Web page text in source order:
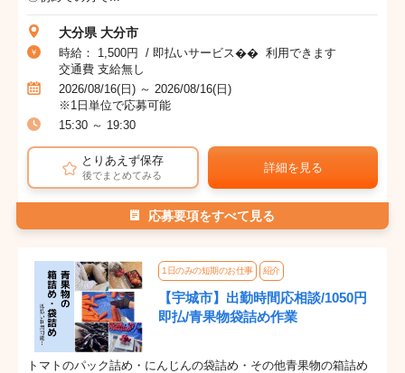
大分県 大分市
時給： 1,500円 / 即払いサービス�� 利用できます
交通費 支給無し
2026/08/16(日) ～ 2026/08/16(日)
※1日単位で応募可能
15:30 ～ 19:30
とりあえず保存
後でまとめてみる
詳細を見る
応募要項をすべて見る
1日のみの短期のお仕事 紹介
【宇城市】出勤時間応相談/1050円
即払/青果物袋詰め作業
トマトのパック詰め・にんじんの袋詰め・その他青果物の箱詰め